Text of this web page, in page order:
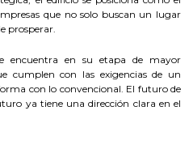
que no solo buscan un lugar
prosperar.
encuentra en su etapa de mayor
cumplen con las exigencias de un
con lo convencional. El futuro de
ya tiene una dirección clara en el